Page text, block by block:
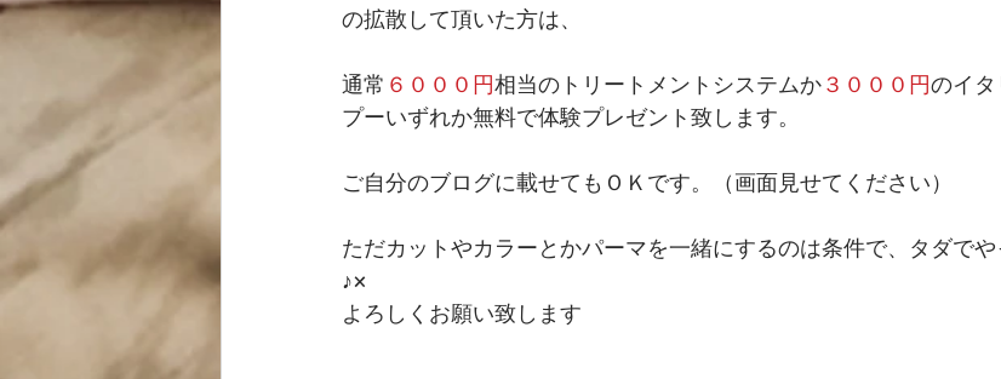
の拡散して頂いた方は、
通常 ６０００円相当のトリートメントシステムか３０００円のイ
プーいずれか無料で体験プレゼント致します。
ご自分のブログに載せてもＯＫです。（画面見せてください）
ただカットやカラーとかパーマを一緒にするのは条件で、タダで
♪×
よろしくお願い致します